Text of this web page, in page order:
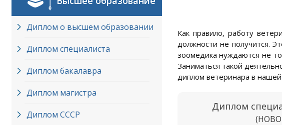
Диплом о высшем образовании
Диплом специалиста
Диплом бакалавра
Диплом магистра
Диплом СССР
Как правило, работу
должности не получится.
зоомедика нуждаются не
Заниматься такой
диплом ветеринара в
Диплом